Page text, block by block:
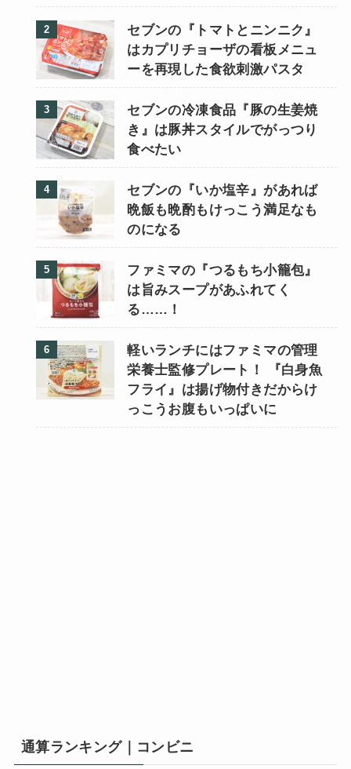
セブンの『トマトとニンニク』
はカプリチョーザの看板メニュ
ーを再現した食欲刺激パスタ
セブンの冷凍食品『豚の生姜焼
き』は豚丼スタイルでがっつり
食べたい
セブンの『いか塩辛』があれば
晩飯も晩酌もけっこう満足なも
のになる
ファミマの『つるもち小籠包』
は旨みスープがあふれてく
る……！
軽いランチにはファミマの管理
栄養士監修プレート！ 『白身魚
フライ』は揚げ物付きだからけ
っこうお腹もいっぱいに
通算ランキング｜コンビニ